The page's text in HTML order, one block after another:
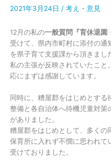
2021年3月24日 / 考え・意見
12月の私の一般質問『育休退園
受けて、県内市町村に添付の
を県子育て支援課から頂きまし
私の主張が反映されていたこ
応にまずは感謝しています。
同時に、糟屋郡をはじめとする
整備と各自治体へ待機児童対
がありました。
糟屋郡をはじめとして、多く
保育所に入れず不憫に思われて
受けておりました。